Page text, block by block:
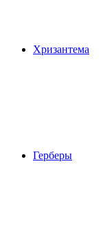
Хризантема
Герберы